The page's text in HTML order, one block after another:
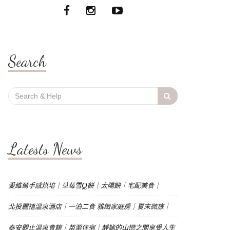
Search
Search
for:
Latests News
愛維爾手感烘培｜草莓雪Q餅｜太陽餅｜宅配美食｜
北投麗禧溫泉酒店｜一泊二食 雅緻家庭房｜夏末微旅｜
泰安觀止溫泉會館｜苗栗住宿｜靜謐的山巒之間享受人生